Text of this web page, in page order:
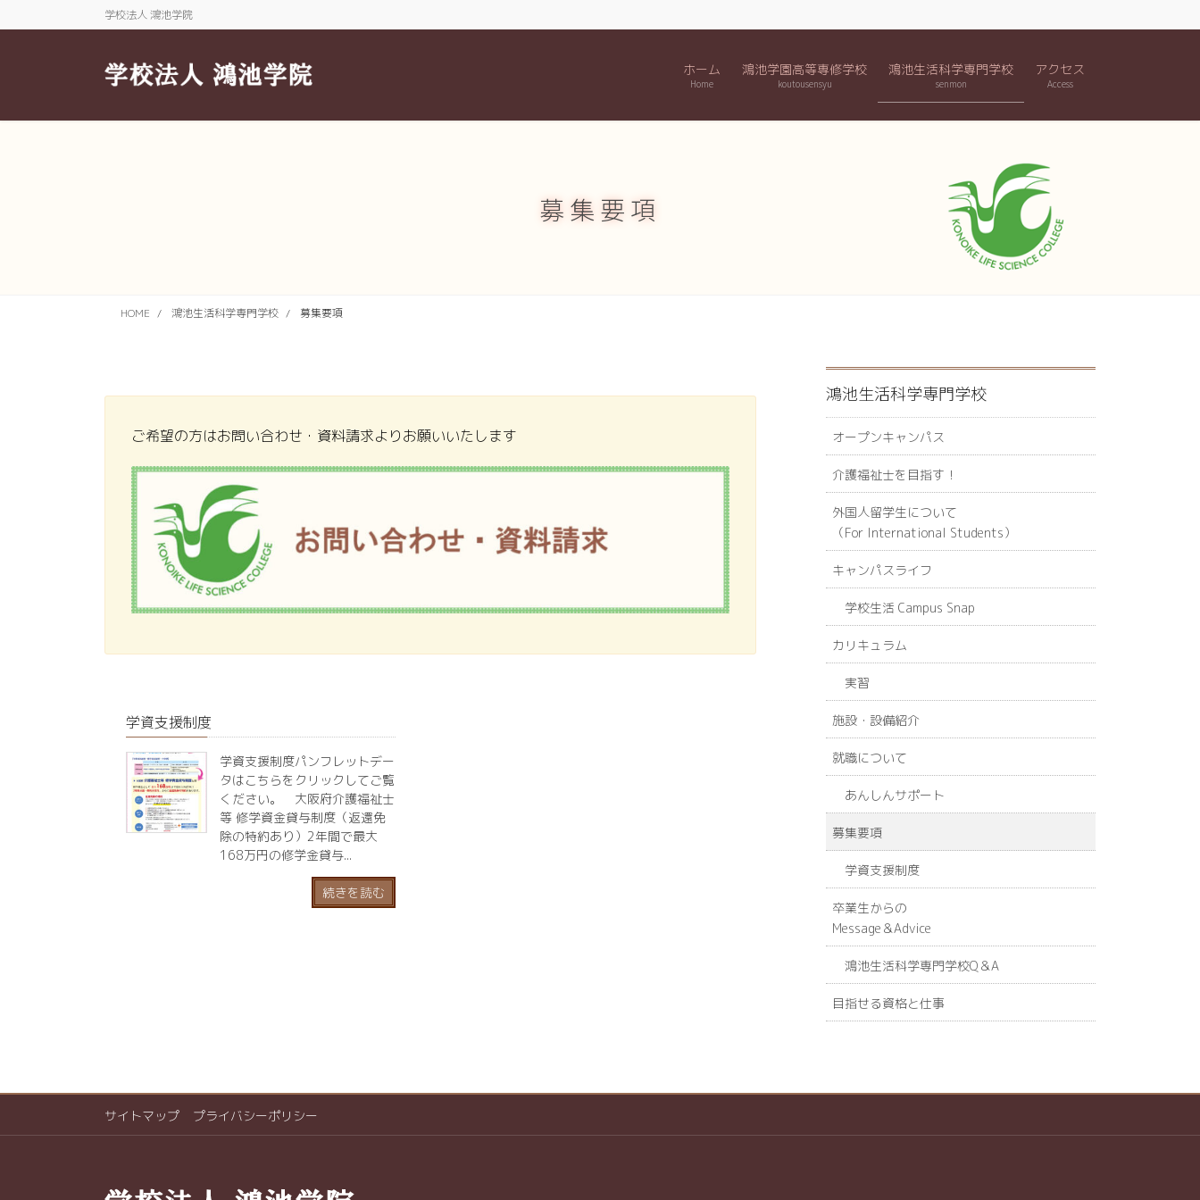
ン
に
ビ
ョ
学校法人 鴻池学院
ホーム
Home
鴻池学園高等専修学校
koutousensyu
鴻池生活科学専門学校
senmon
アクセス
Access
募集要項
HOME 鴻池生活科学専門学校 募集要項
ご希望の方はお問い合わせ・資料請求よりお願いいたします
学資支援制度
学資支援制度パンフレットデー
タはこちらをクリックしてご覧
ください。 大阪府介護福祉士
等 修学資金貸与制度（返還免
除の特約あり）2年間で最大
168万円の修学金貸与...
続きを読む
鴻池生活科学専門学校
オープンキャンパス
介護福祉士を目指す！
外国人留学生について
（For International Students）
キャンパスライフ
学校生活 Campus Snap
カリキュラム
実習
施設・設備紹介
就職について
あんしんサポート
募集要項
学資支援制度
卒業生からの
Message＆Advice
鴻池生活科学専門学校Q＆A
目指せる資格と仕事
サイトマップ プライバシーポリシー